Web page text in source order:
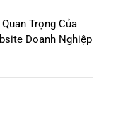
Trọng Của
Doanh Nghiệp